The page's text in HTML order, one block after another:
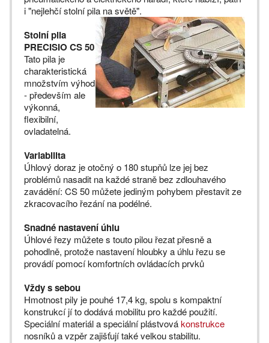
i "nejlehčí stolní pila na světě".
Stolní pila
PRECISIO CS 50
Tato pila je
charakteristická
množstvím výhod
- především ale
výkonná,
flexibilní,
ovladatelná.
Variabilita
Úhlový doraz je otočný o 180 stupňů lze jej bez
problémů nasadit na každé straně bez zdlouhavého
zavádění: CS 50 můžete jediným pohybem přestavit ze
zkracovacího řezání na podélné.
Snadné nastavení úhlu
Úhlové řezy můžete s touto pilou řezat přesně a
pohodlně, protože nastavení hloubky a úhlu řezu se
provádí pomocí komfortních ovládacích prvků
Vždy s sebou
Hmotnost pily je pouhé 17,4 kg, spolu s kompaktní
konstrukcí jí to dodává mobilitu pro každé použití.
Speciální materiál a speciální plástvovákonstrukce
nosníků a vzpěr zajišťují také velkou stabilitu.